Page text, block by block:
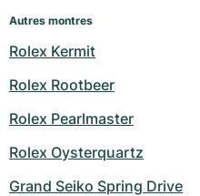
Autres montres
Rolex Kermit
Rolex Rootbeer
Rolex Pearlmaster
Rolex Oysterquartz
Grand Seiko Spring Drive